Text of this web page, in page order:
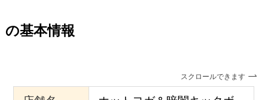
の基本情報
スクロールできます